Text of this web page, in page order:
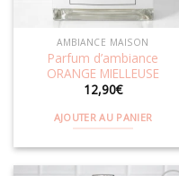
AMBIANCE MAISON
Parfum d’ambiance
ORANGE MIELLEUSE
12,90€
AJOUTER AU PANIER